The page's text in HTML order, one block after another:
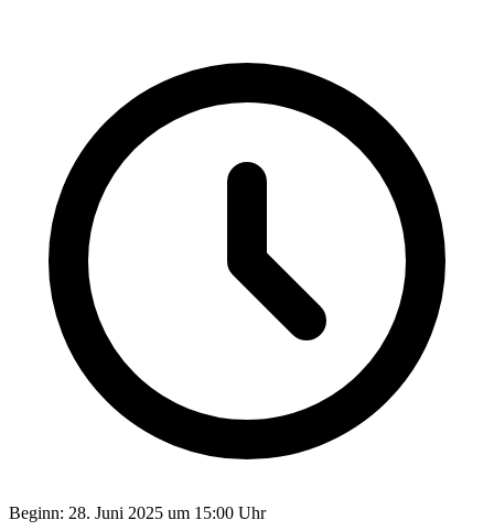
Beginn: 28. Juni 2025 um 15:00 Uhr